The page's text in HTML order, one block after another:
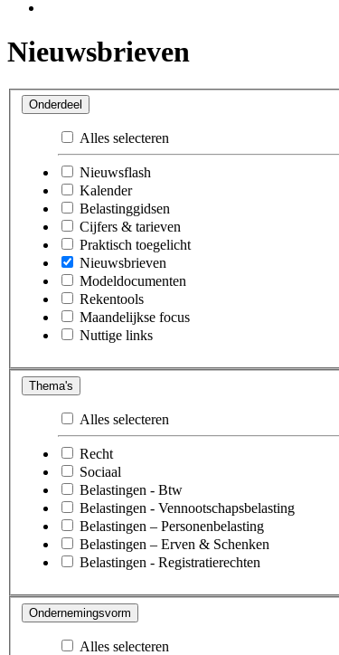
Nieuwsbrieven
Onderdeel
Alles selecteren
Nieuwsflash
Kalender
Belastinggidsen
Cijfers & tarieven
Praktisch toegelicht
Nieuwsbrieven
Modeldocumenten
Rekentools
Maandelijkse focus
Nuttige links
Thema's
Alles selecteren
Recht
Sociaal
Belastingen - Btw
Belastingen - Vennootschapsbelasting
Belastingen – Personenbelasting
Belastingen – Erven & Schenken
Belastingen - Registratierechten
Ondernemingsvorm
Alles selecteren